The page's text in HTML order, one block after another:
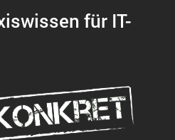
für IT-